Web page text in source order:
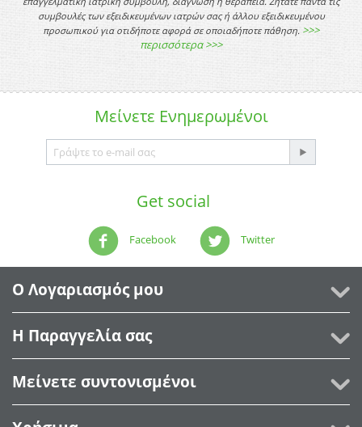
συμβουλές των εξειδικευμένων ιατρών σας ή άλλου εξειδικευμένου
προσωπικού για οτιδήποτε αφορά σε οποιαδήποτε πάθηση. >>>
περισσότερα >>>
Μείνετε Ενημερωμένοι
Get social
Facebook Twitter
Ο Λογαριασμός μου
Η Παραγγελία σας
Μείνετε συντονισμένοι